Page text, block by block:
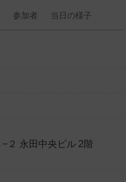
参加者 当日の様子
２ 永田中央ビル 2階